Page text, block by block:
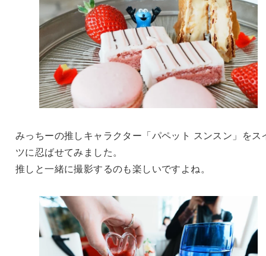
みっちーの推しキャラクター「パペット スンスン」をス
ツに忍ばせてみました。
推しと一緒に撮影するのも楽しいですよね。